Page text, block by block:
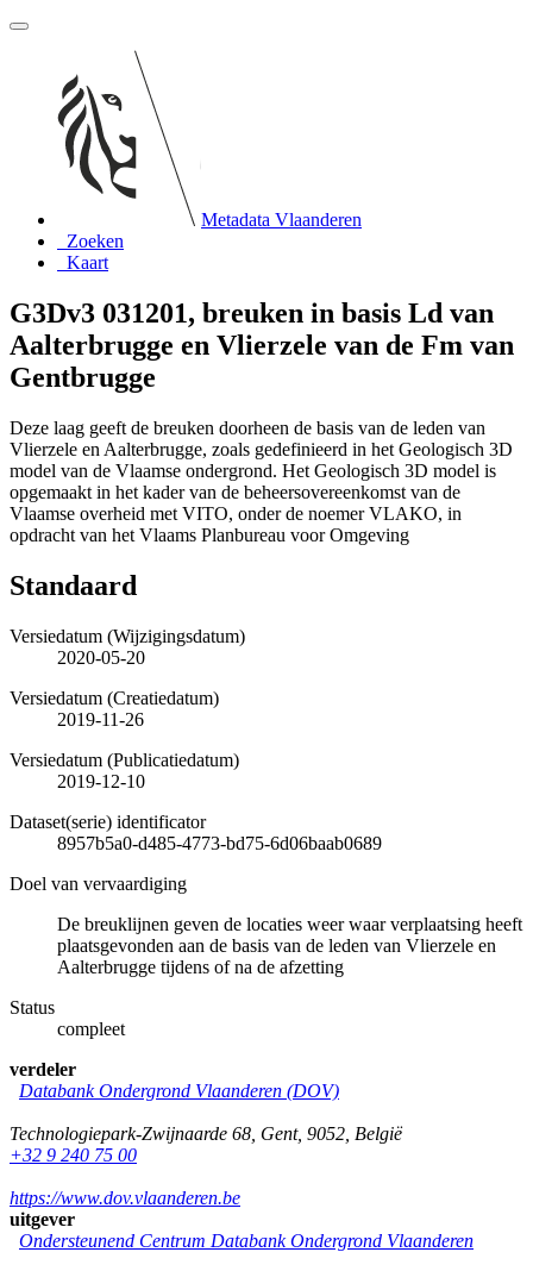
Metadata Vlaanderen
Zoeken
Kaart
G3Dv3 031201, breuken in basis Ld van
Aalterbrugge en Vlierzele van de Fm van
Gentbrugge
Deze laag geeft de breuken doorheen de basis van de leden van
Vlierzele en Aalterbrugge, zoals gedefinieerd in het Geologisch 3D
model van de Vlaamse ondergrond. Het Geologisch 3D model is
opgemaakt in het kader van de beheersovereenkomst van de
Vlaamse overheid met VITO, onder de noemer VLAKO, in
opdracht van het Vlaams Planbureau voor Omgeving
Standaard
Versiedatum (Wijzigingsdatum)
2020-05-20
Versiedatum (Creatiedatum)
2019-11-26
Versiedatum (Publicatiedatum)
2019-12-10
Dataset(serie) identificator
8957b5a0-d485-4773-bd75-6d06baab0689
Doel van vervaardiging
De breuklijnen geven de locaties weer waar verplaatsing heeft
plaatsgevonden aan de basis van de leden van Vlierzele en
Aalterbrugge tijdens of na de afzetting
Status
compleet
verdeler
Databank Ondergrond Vlaanderen (DOV)
Technologiepark-Zwijnaarde 68 Gent, 9052 België
+32 9 240 75 00
https://www.dov.vlaanderen.be
uitgever
Ondersteunend Centrum Databank Ondergrond Vlaanderen